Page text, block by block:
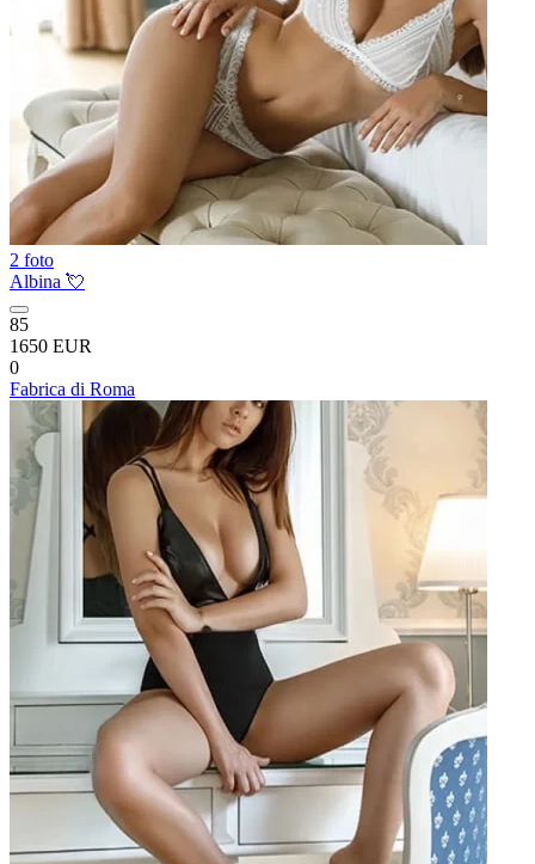
2 foto
Albina 💘
85
1650 EUR
0
Fabrica di Roma